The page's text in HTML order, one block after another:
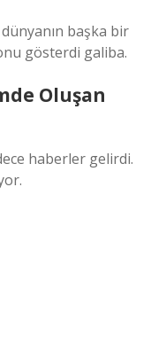
başka bir
gösterdi galiba.
Oluşan
haberler gelirdi.